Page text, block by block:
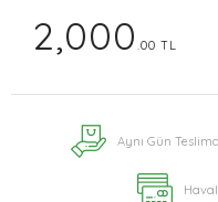
2,000 .00 TL
Aynı Gün